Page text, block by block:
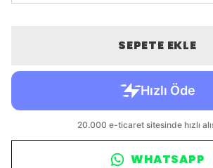
SEPETE EKLE
WHATSAPP